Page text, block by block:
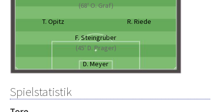
(68' O. Graf)
T. Opitz
R. Riede
F. Steingrüber
(45' D. Prager)
D. Meyer
Spielstatistik